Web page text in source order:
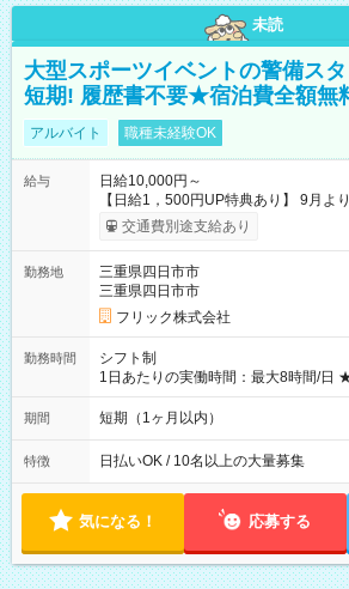
未読
大型スポーツイベントの警備ス
短期! 履歴書不要★宿泊費全額無
アルバイト 職種未経験OK
給与
日給10,000円～
【日給1，500円UP特典あり】 9月よ
ると 期間中(9/16~10/23) の日給がUP!
り稼げます♪ 【試用期間】試用期間なし
交通費別途支給あり
勤務地
三重県四日市市
三重県四日市市
フリック株式会社
勤務時間
シフト制
1日あたりの実働時間：最大8時間/日
日~2026年10月23日 短期勤務OK! 期
※週3~5日勤務(勤務日数応相談) ※期間
り ※夜勤シフトあり
期間 短期（1ヶ月以内）
特徴 日払いOK / 10名以上の大量募集
気になる！ 応募する